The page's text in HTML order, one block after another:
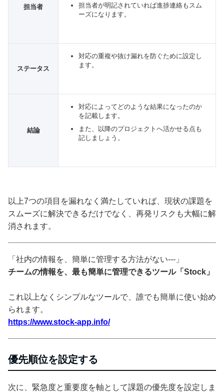
担当者
担当者が明記されていれば進捗連絡もスム
ーズになります。
ステータス
対応の重複や抜け漏れを防ぐために設定し
ます。
結論
対応によってどのような結果になったのか
を記載します。
また、以降のプロジェクトへ活かせる点も
記しましょう。
以上7つの項目を漏れなく満たしていれば、現状の課題を
スムーズに解決できるだけでなく、再発リスクも大幅に解
消されます。
「社内の情報を、簡単に管理する方法がない---」
チームの情報を、最も簡単に管理できるツール「Stock」
これ以上なくシンプルなツールで、誰でも簡単に使い始め
られます。
https://www.stock-app.info/
優先順位を設定する
次に、緊急度と重要度を軸として課題の優先度を設定しま